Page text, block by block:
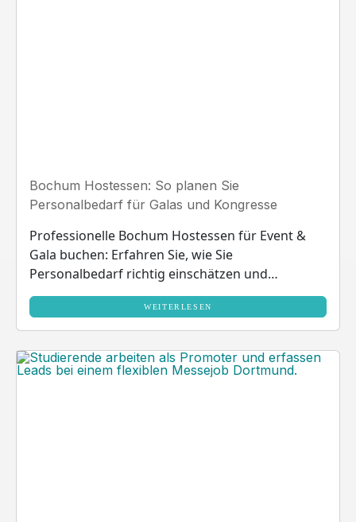
Bochum Hostessen: So planen Sie
Personalbedarf für Galas und Kongresse
Professionelle Bochum Hostessen für Event &
Gala buchen: Erfahren Sie, wie Sie
Personalbedarf richtig einschätzen und
passende Event Hostessen finden.
WEITERLESEN